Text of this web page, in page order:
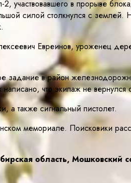
участвовавшего в прорыве
силой столкнулся с землей.
Евреинов, уроженец
задание в район
что экипаж не вернулся
а также сигнальный пистолет.
мемориале. Поисковики
область, Мошковский